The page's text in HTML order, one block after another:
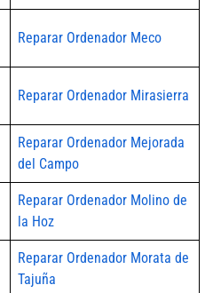
Reparar Ordenador Meco
Reparar Ordenador Mirasierra
Reparar Ordenador Mejorada
del Campo
Reparar Ordenador Molino de
la Hoz
Reparar Ordenador Morata de
Tajuña